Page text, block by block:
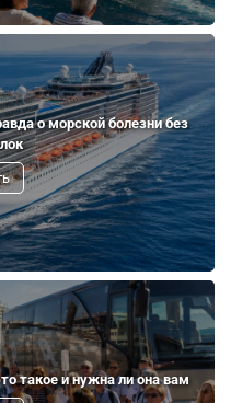
о морской болезни без
такое и нужна ли она вам